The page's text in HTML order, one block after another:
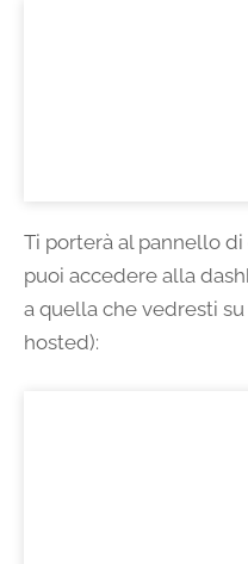
Ti porterà al pannello
puoi accedere alla
a quella che vedresti
hosted):